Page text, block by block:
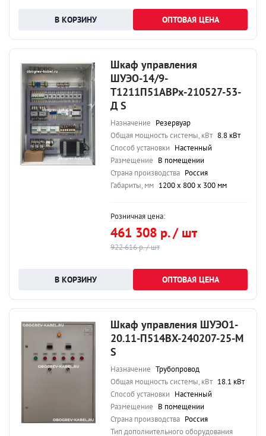
ОПТОВАЯ ЦЕНА
Шкаф управления
ШУЭО-14/9-
Т1211П51АВРх-210527-53-
Д S
Назначение Резервуар
Общая мощность системы, кВт 8.8 кВт
Способ установки Настенный
Размещение В помещении
Страна производства Россия
Габариты, мм 1200 х 800 х 300 мм
Розничная цена:
461 308 р. / шт
922 616 р. / шт
ОПТОВАЯ ЦЕНА
Шкаф управления ШУЭО1-
20.11-П514ВХ-240207-25-М
S
Назначение Трубопровод
Общая мощность системы, кВт 18.1 кВт
Способ установки Настенный
Размещение В помещении
Страна производства Россия
Тип дополнительного оборудования